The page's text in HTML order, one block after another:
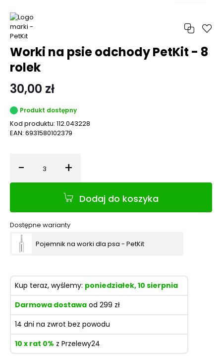
Worki na psie odchody PetKit - 8
rolek
30,00 zł
Produkt dostępny
Kod produktu: 112.043228
EAN: 6931580102379
- Ilość +
Dodaj do koszyka
Dostępne warianty
Pojemnik na worki dla psa - PetKit
Kup teraz, wyślemy: poniedziałek, 10 sierpnia
Darmowa dostawa od 299 zł
14 dni na zwrot bez powodu
10 x rat 0% z Przelewy24